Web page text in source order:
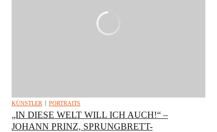
KÜNSTLER PORTRAITS
„IN DIESE WELT WILL ICH AUCH!“ –
JOHANN PRINZ, SPRUNGBRETT-